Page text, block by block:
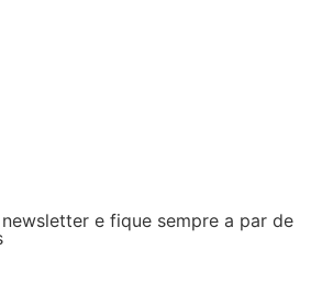
e fique sempre a par de